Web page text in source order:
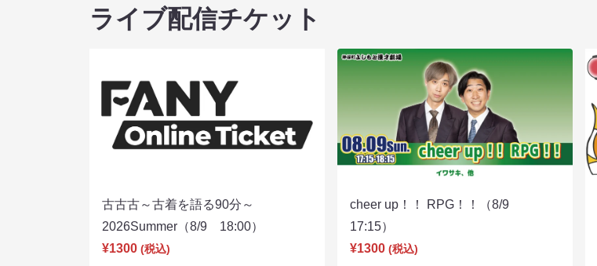
ライブ配信チケット
古古古～古着を語る90分～
2026Summer（8/9 18:00）
¥1300 (税込)
cheer up！！ RPG！！（8/9
17:15）
¥1300 (税込)